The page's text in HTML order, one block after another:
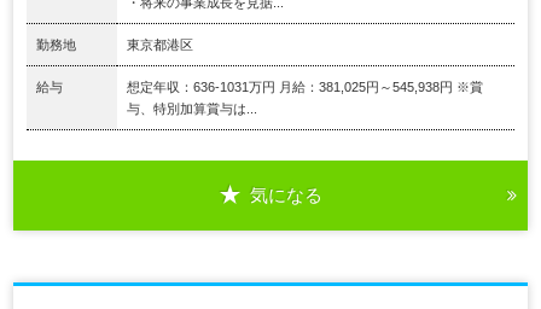
勤務地 東京都港区
給与
想定年収：636-1031万円 月給：381,025円～545,938円 ※賞
与、特別加算賞与は...
気になる